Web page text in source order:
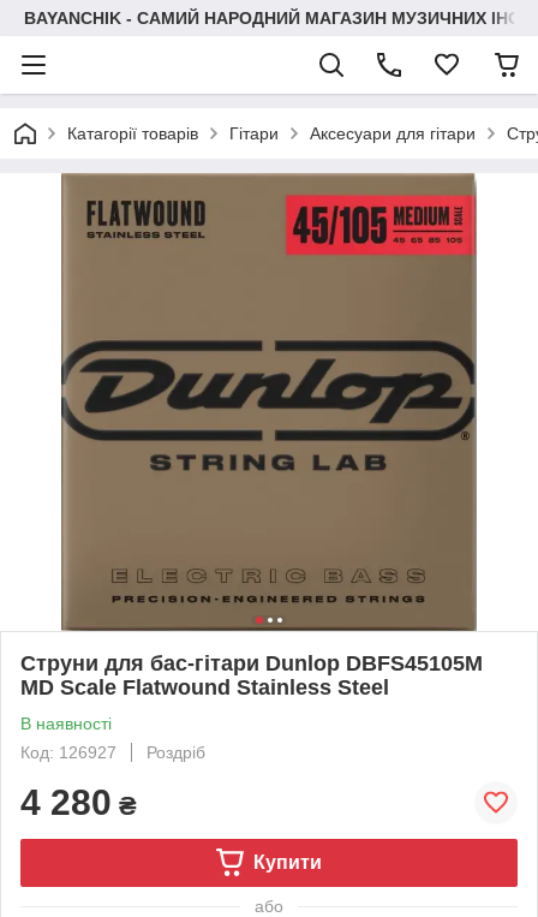
BAYANCHIK - САМИЙ НАРОДНИЙ МАГАЗИН МУЗИЧНИХ
Катагорії товарів Гітари Аксесуари для гітари
Струни для бас-гітари Dunlop DBFS45105M
MD Scale Flatwound Stainless Steel
В наявності
Код: 126927
Роздріб
4 280 ₴
Купити
або